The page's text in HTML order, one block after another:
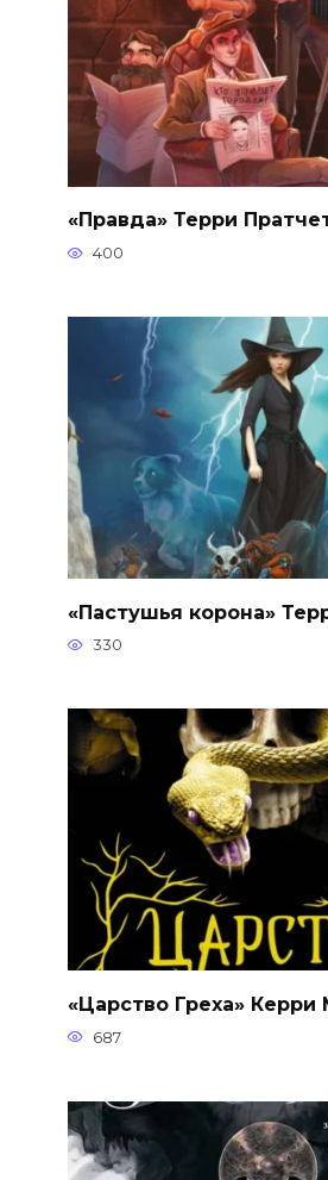
«Правда» Терри
400
«Пастушья корона»
330
«Царство Греха» Керри
687